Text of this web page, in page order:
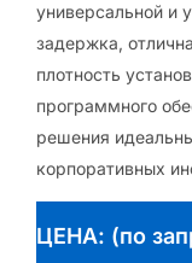
универсальной и
задержка,
плотность
программного
решения
корпоративных
ЦЕНА: (по